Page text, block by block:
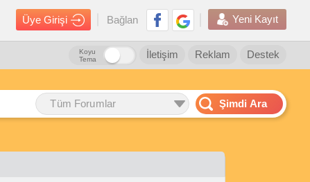
Üye Girişi Bağlan Yeni Kayıt
Destek
Reklam
İletişim
Koyu
Tema
Tüm Forumlar Şimdi Ara